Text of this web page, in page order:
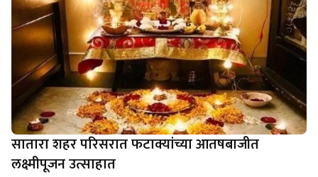
सातारा शहर परिसरात फटाक्यांच्या आतषबाजीत
लक्ष्मीपूजन उत्साहात